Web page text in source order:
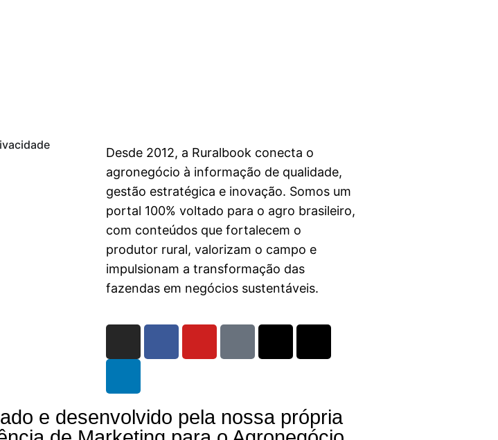
Desde 2012, a Ruralbook conecta o
agronegócio à informação de qualidade,
gestão estratégica e inovação. Somos um
portal 100% voltado para o agro brasileiro,
com conteúdos que fortalecem o
produtor rural, valorizam o campo e
impulsionam a transformação das
fazendas em negócios sustentáveis.
e desenvolvido pela nossa própria